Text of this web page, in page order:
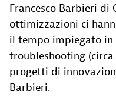
Francesco Barbieri di
ottimizzazioni ci
il tempo impiegato
troubleshooting
progetti di
Barbieri.